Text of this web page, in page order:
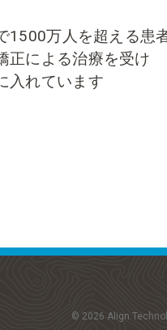
1500万人を超える患
正による治療を受け
入れています
© 2026 Align